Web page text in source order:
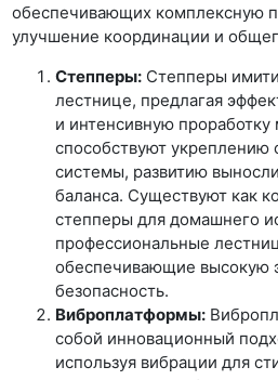
обеспечивающих комплексную
улучшение координации и
Степперы: Степперы
лестнице, предлагая
и интенсивную
способствуют укреплению
системы, развитию
баланса. Существуют как
степперы для домашнего
профессиональные
обеспечивающие высокую
безопасность.
Виброплатформы:
собой инновационный
используя вибрации для